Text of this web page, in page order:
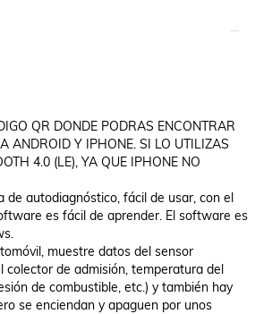
QR DONDE PODRAS ENCONTRAR
ANDROID Y IPHONE. SI LO UTILIZAS
4.0 (LE), YA QUE IPHONE NO
de autodiagnóstico, fácil de usar, con el
es fácil de aprender. El software es
muestre datos del sensor
colector de admisión, temperatura del
de combustible, etc.) y también hay
se enciendan y apaguen por unos